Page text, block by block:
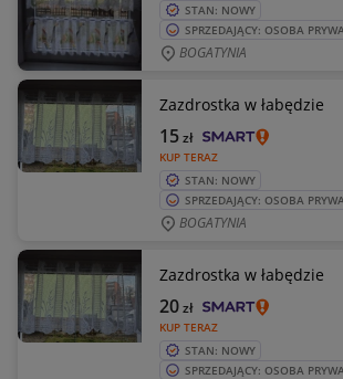
STAN: NOWY
SPRZEDAJĄCY: OSOBA
BOGATYNIA
Zazdrostka w łabędzie
KUP TERAZ
15zł
STAN: NOWY
SPRZEDAJĄCY: OSOBA
BOGATYNIA
Zazdrostka w łabędzie
KUP TERAZ
20zł
STAN: NOWY
SPRZEDAJĄCY: OSOBA